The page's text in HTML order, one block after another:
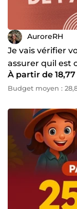
AuroreRH
Je vais vérifier
assurer quil est
À partir de 18,77
Budget moyen :